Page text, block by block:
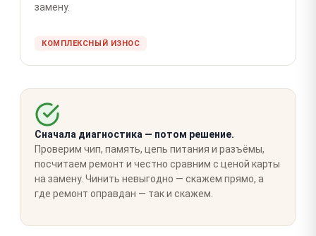
замену.
КОМПЛЕКСНЫЙ ИЗНОС
Сначала диагностика — потом решение.
Проверим чип, память, цепь питания и разъёмы,
посчитаем ремонт и честно сравним с ценой карты
на замену. Чинить невыгодно — скажем прямо, а
где ремонт оправдан — так и скажем.